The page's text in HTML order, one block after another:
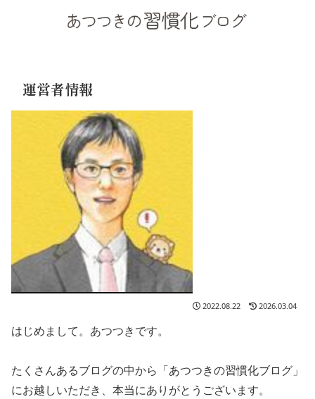
運営者情報
2022.08.22 2026.03.04
はじめまして。あつつきです。
たくさんあるブログの中から「あつつきの習慣化ブログ」
にお越しいただき、本当にありがとうございます。